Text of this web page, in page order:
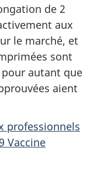
de 2
aux
le marché, et
sont
autant que
aient
professionnels
Vaccine